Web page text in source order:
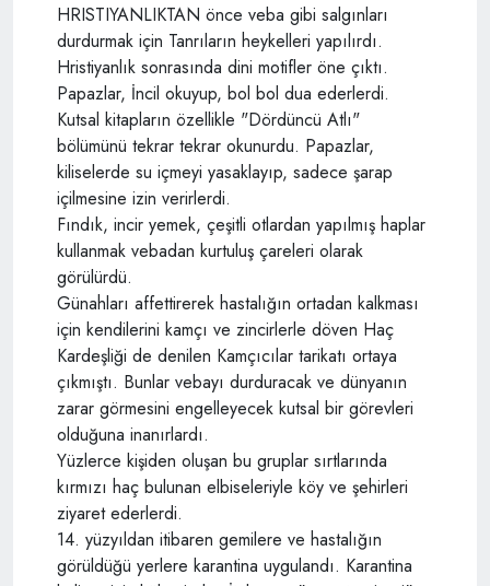
HRISTIYANLIKTAN önce veba gibi salgınları
durdurmak için Tanrıların heykelleri yapılırdı.
Hristiyanlık sonrasında dini motifler öne çıktı.
Papazlar, İncil okuyup, bol bol dua ederlerdi.
Kutsal kitapların özellikle "Dördüncü Atlı"
bölümünü tekrar tekrar okunurdu. Papazlar,
kiliselerde su içmeyi yasaklayıp, sadece şarap
içilmesine izin verirlerdi.
Fındık, incir yemek, çeşitli otlardan yapılmış haplar
kullanmak vebadan kurtuluş çareleri olarak
görülürdü.
Günahları affettirerek hastalığın ortadan kalkması
için kendilerini kamçı ve zincirlerle döven Haç
Kardeşliği de denilen Kamçıcılar tarikatı ortaya
çıkmıştı. Bunlar vebayı durduracak ve dünyanın
zarar görmesini engelleyecek kutsal bir görevleri
olduğuna inanırlardı.
Yüzlerce kişiden oluşan bu gruplar sırtlarında
kırmızı haç bulunan elbiseleriyle köy ve şehirleri
ziyaret ederlerdi.
14. yüzyıldan itibaren gemilere ve hastalığın
görüldüğü yerlere karantina uygulandı. Karantina